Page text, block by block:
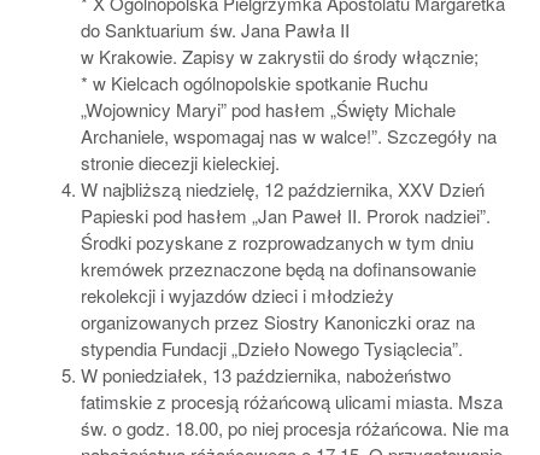
do Sanktuarium św. Jana Pawła II
w Krakowie. Zapisy w zakrystii do środy włącznie;
* w Kielcach ogólnopolskie spotkanie Ruchu
„Wojownicy Maryi” pod hasłem „Święty Michale
Archaniele, wspomagaj nas w walce!”. Szczegóły na
stronie diecezji kieleckiej.
W najbliższą niedzielę, 12 października, XXV Dzień
Papieski pod hasłem „Jan Paweł II. Prorok nadziei”.
Środki pozyskane z rozprowadzanych w tym dniu
kremówek przeznaczone będą na dofinansowanie
rekolekcji i wyjazdów dzieci i młodzieży
organizowanych przez Siostry Kanoniczki oraz na
stypendia Fundacji „Dzieło Nowego Tysiąclecia”.
W poniedziałek, 13 października, nabożeństwo
fatimskie z procesją różańcową ulicami miasta. Msza
św. o godz. 18.00, po niej procesja różańcowa. Nie ma